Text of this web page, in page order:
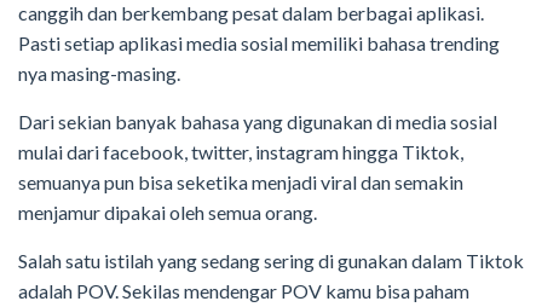
canggih dan berkembang pesat dalam berbagai aplikasi.
Pasti setiap aplikasi media sosial memiliki bahasa trending
nya masing-masing.
Dari sekian banyak bahasa yang digunakan di media sosial
mulai dari facebook, twitter, instagram hingga Tiktok,
semuanya pun bisa seketika menjadi viral dan semakin
menjamur dipakai oleh semua orang.
Salah satu istilah yang sedang sering di gunakan dalam Tiktok
adalah POV. Sekilas mendengar POV kamu bisa paham